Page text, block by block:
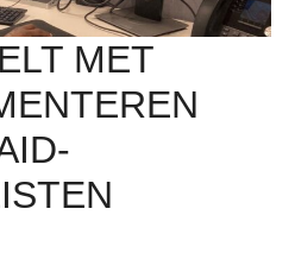
MET